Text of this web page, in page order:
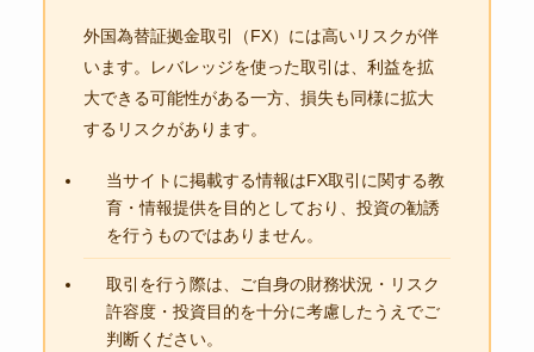
外国為替証拠金取引（FX）には高いリスクが伴
います。レバレッジを使った取引は、利益を拡
大できる可能性がある一方、損失も同様に拡大
するリスクがあります。
当サイトに掲載する情報はFX取引に関する教
育・情報提供を目的としており、投資の勧誘
を行うものではありません。
取引を行う際は、ご自身の財務状況・リスク
許容度・投資目的を十分に考慮したうえでご
判断ください。